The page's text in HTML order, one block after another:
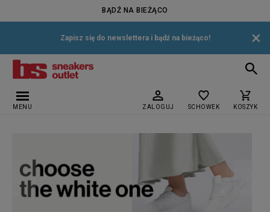
BĄDŹ NA BIEŻĄCO
Zapisz się do newslettera i bądź na bieżąco! ×
MENU ZALOGUJ SCHOWEK KOSZYK